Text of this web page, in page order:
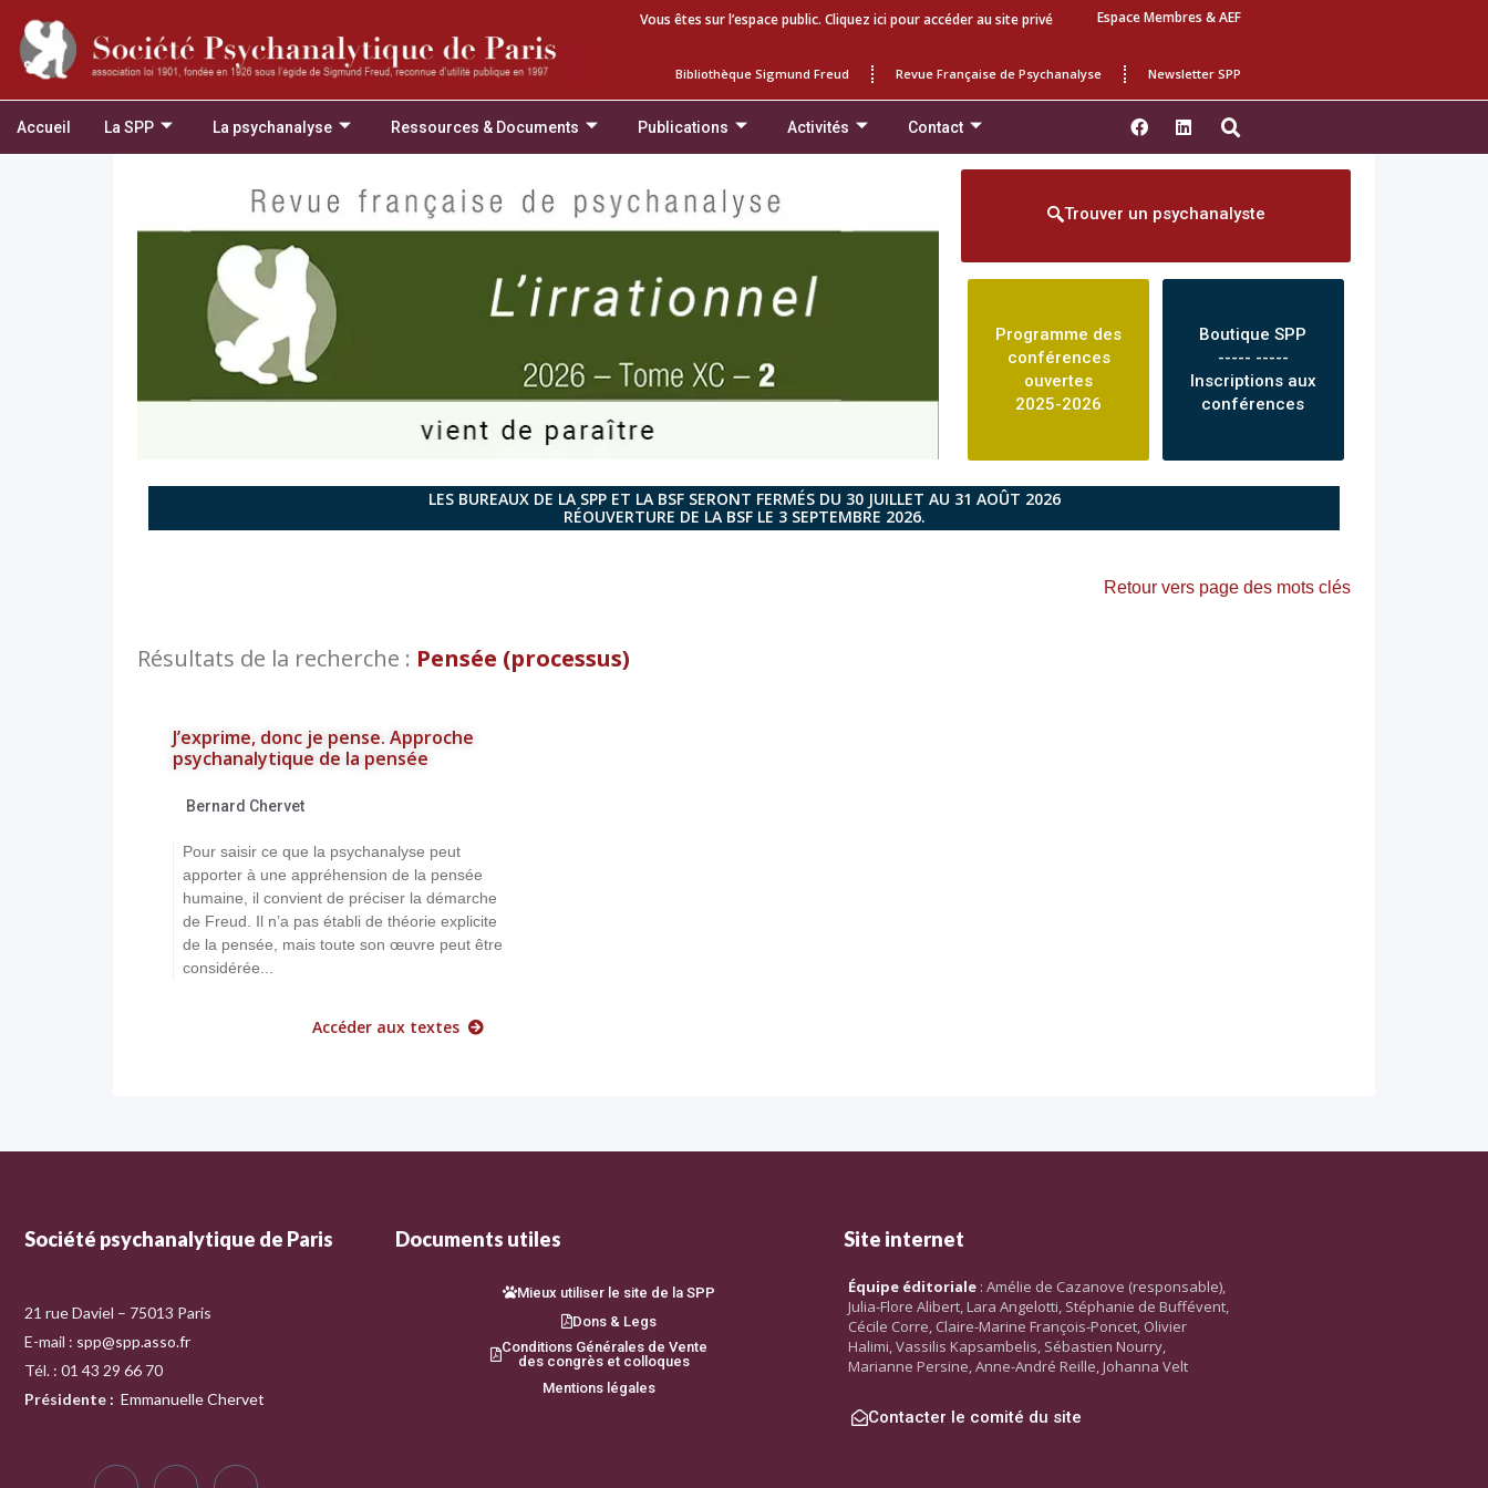
Vous êtes sur l’espace public. Cliquez ici pour accéder au site privé Espace Membres & AEF
Bibliothèque Sigmund Freud Revue Française de Psychanalyse Newsletter SPP
Accueil La SPP La psychanalyse Ressources & Documents Publications Activités Contact
Trouver un psychanalyste
Programme des
conférences
ouvertes
2025-2026
Boutique SPP
----- -----
Inscriptions aux
conférences
LES BUREAUX DE LA SPP ET LA BSF SERONT FERMÉS DU 30 JUILLET AU 31 AOÛT 2026
RÉOUVERTURE DE LA BSF LE 3 SEPTEMBRE 2026.
Retour vers page des mots clés
Résultats de la recherche : Pensée (processus)
J’exprime, donc je pense. Approche
psychanalytique de la pensée
Bernard Chervet
Pour saisir ce que la psychanalyse peut
apporter à une appréhension de la pensée
humaine, il convient de préciser la démarche
de Freud. Il n’a pas établi de théorie explicite
de la pensée, mais toute son œuvre peut être
considérée...
Accéder aux textes
Société psychanalytique de Paris
21 rue Daviel – 75013 Paris
E-mail : spp@spp.asso.fr
Tél. : 01 43 29 66 70
Présidente : Emmanuelle Chervet
Documents utiles
Mieux utiliser le site de la SPP
Dons & Legs
Conditions Générales de Vente
des congrès et colloques
Mentions légales
Site internet
Équipe éditoriale : Amélie de Cazanove (responsable),
Julia-Flore Alibert, Lara Angelotti, Stéphanie de Buffévent,
Cécile Corre, Claire-Marine François-Poncet, Olivier
Halimi, Vassilis Kapsambelis, Sébastien Nourry,
Marianne Persine, Anne-André Reille, Johanna Velt
Contacter le comité du site